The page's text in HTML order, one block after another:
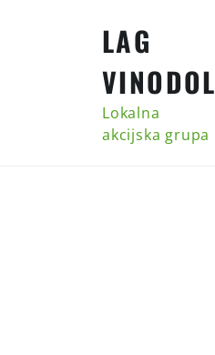
LAG
VINODOL
Lokalna
akcijska grupa